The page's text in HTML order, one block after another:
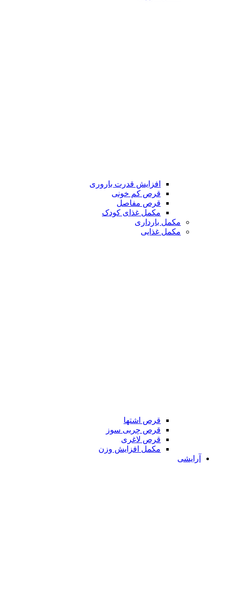
افزایش قدرت باروری
قرص کم خونی
قرص مفاصل
مکمل غذای کودک
مکمل بارداری
مکمل غذایی
قرص اشتها
قرص چربی سوز
قرص لاغری
مکمل افزایش وزن
آرایشی